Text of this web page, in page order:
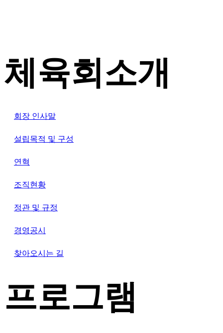
체육회소개
회장 인사말
설립목적 및 구성
연혁
조직현황
정관 및 규정
경영공시
찾아오시는 길
프로그램